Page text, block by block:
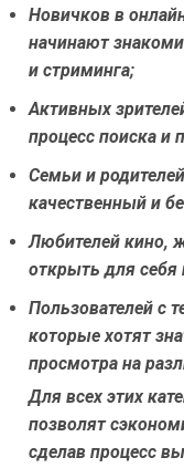
Новичков в
начинают
и стриминга;
Активных
процесс поиска и
Семьи и родителей
качественный и
Любителей кино,
открыть для
Пользователей с
которые хотят
просмотра на
Для всех этих
позволят
сделав процесс